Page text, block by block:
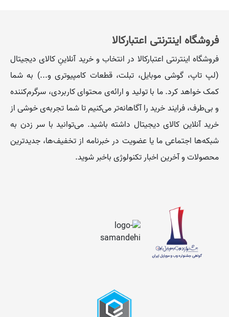
فروشگاه اینترنتی اعتبارکالا
فروشگاه اینترنتی اعتبارکالا در انتخاب و خرید آنلاینِ کالای دیجیتال
(لپ تاپ، گوشی موبایل، تبلت، قطعات کامپیوتری و...) به شما
کمک خواهد کرد. ما با تولید و ارائه‌ی محتوای کاربردی، سرگرم‌کننده
و بی‌طرف، فرایند خرید را آگاهانه‌تر می‌کنیم تا شما تجربه‌ی خوشی از
خرید آنلاین کالای دیجیتال داشته باشید. می‌توانید با سر زدن به
شبکه‌ها اجتماعی ما یا عضویت در خبرنامه از تخفیف‌‌ها، جدیدترین
محصولات و آخرین اخبار تکنولوژی باخبر شوید.